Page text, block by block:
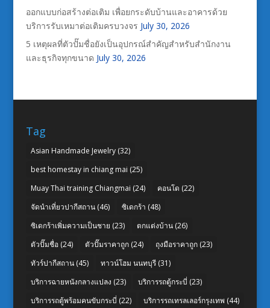
ออกแบบก่อสร้างต่อเติม เพื่อยกระดับบ้านและอาคารด้วย
บริการรับเหมาต่อเติมครบวงจร July 30, 2026
5 เหตุผลที่ตัวปั๊มชื่อยังเป็นอุปกรณ์สำคัญสำหรับสำนักงาน
และธุรกิจทุกขนาด July 30, 2026
Tag
Asian Handmade Jewelry(32)
best homestay in chiang mai (25)
Muay Thai training Chiangmai (24) คอนโด (22)
จัดนำเที่ยวปากีสถาน(46) ซิเดกร้า (48)
ซิเดกร้าเพิ่มความเป็นชาย (23) ตกแต่งบ้าน(26)
ตัวปั๊มชื่อ(24) ตัวปั๊มราคาถูก(24) ถุงมือราคาถูก(23)
ทัวร์ปากีสถาน(45) ทาวน์โฮม นนทบุรี(31)
บริการฉายหนังกลางแปลง (23) บริการรถตู้กระบี่ (23)
บริการรถตู้พร้อมคนขับกระบี่ (22) บริการรถเทรลเลอร์กรุงเทพ (44)